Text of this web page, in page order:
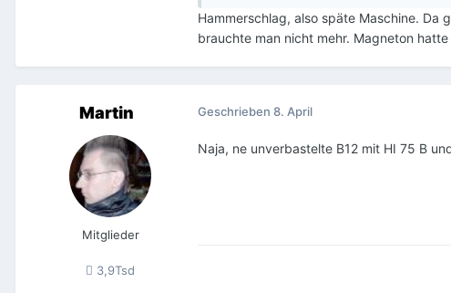
Hammerschlag, also späte Maschine. Da
brauchte man nicht mehr. Magneton
Martin
Mitglieder
3,9Tsd
Geschrieben 8. April
Naja, ne unverbastelte B12 mit HI 75 B